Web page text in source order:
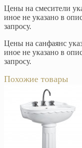
Цены на смесители
иное не указано в
запросу.
Цены на санфаянс
иное не указано в
запросу.
Похожие товары